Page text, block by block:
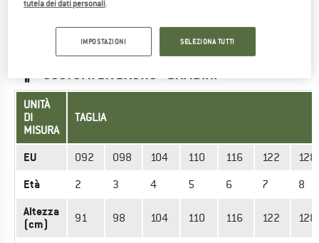
Copricapi outdoor|Berrettinello shop online di Roxy!
COSTUMI DA BAGNO - BAMBINI
UNITÀ
DI
MISURA
TAGLIA
EU 092 098 104 110 116 122 128
Età 2 3 4 5 6 7 8
Altezza
(cm)
91 98 104 110 116 122 128
tutela dei dati personali.
IMPOSTAZIONI SELEZIONA TUTTI